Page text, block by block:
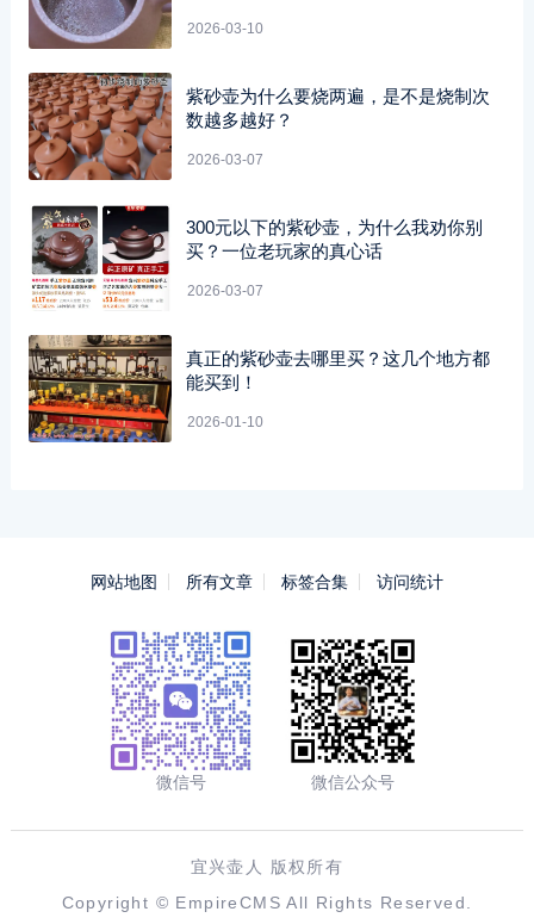
2026-03-10
紫砂壶为什么要烧两遍，是不是烧制次
数越多越好？
2026-03-07
300元以下的紫砂壶，为什么我劝你别
买？一位老玩家的真心话
2026-03-07
真正的紫砂壶去哪里买？这几个地方都
能买到！
2026-01-10
网站地图 所有文章 标签合集 访问统计
微信号 微信公众号
宜兴壶人 版权所有
Copyright © EmpireCMS All Rights Reserved.